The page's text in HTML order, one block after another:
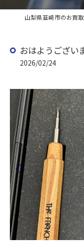
おはようござい
2026/02/24